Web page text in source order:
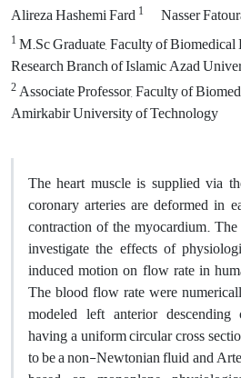
Alireza Hashemi Fard1 Nasser
1M.Sc Graduate, Faculty of Biomedical
Research Branch of Islamic Azad
2Associate Professor, Faculty of
Amirkabir University of Technology
The heart muscle is supplied via
coronary arteries are deformed in
contraction of the myocardium.
investigate the effects of
induced motion on flow rate in
The blood flow rate were
modeled left anterior
having a uniform circular cross
to be a non-Newtonian fluid and